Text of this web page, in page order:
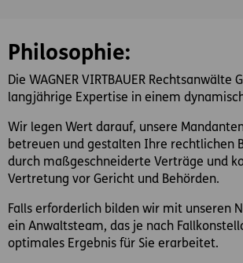
Philosophie:
Die WAGNER VIRTBAUER Rechtsanwälte
langjährige Expertise in einem
Wir legen Wert darauf, unsere
betreuen und gestalten Ihre rechtlichen
durch maßgeschneiderte Verträge und
Vertretung vor Gericht und Behörden.
Falls erforderlich bilden wir mit unseren
ein Anwaltsteam, das je nach
optimales Ergebnis für Sie erarbeitet.